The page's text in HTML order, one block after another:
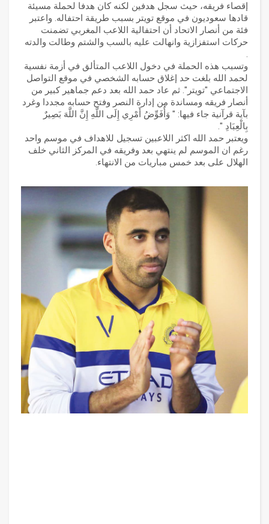
إقصاء فريقه، حيث سجل هدفين لكنه كان هدفا لحملة مسيئة
قادها سعوديون في موقع تويتر بسبب طريقة احتفاله. واعتبر
فئة من أنصار الاتحاد أن احتفالية اللاعب المغربي تضمنت
حركات استفزازية وانهالت عليه بالسب والشتم وطالت والدته
.
وتسبب هذه الحملة في دخول اللاعب المتألق في أزمة نفسية
لحمد الله بلغت حد إغلاق حسابه الشخصي في موقع التواصل
الاجتماعي "تويتر". ثم عاد حمد الله بعد دعم جماهير كبير من
أنصار فريقه ومساندة من إدارة النصر وفتح حسابه مجددا وغرد
بآية قرآنية جاء فيها: " وَأُفَوِّضُ أَمْرِي إِلَى اللَّهِ إِنَّ اللَّهَ بَصِيرٌ
بِالْعِبَادِ ".
ويعتبر حمد الله اكثر اللاعبين تسجيل للاهداف في موسم واحد
رغم ان الموسم لم ينتهي بعد وفريقه في المركز الثاني خلف
الهلال على بعد خمس مباريات من الانتهاء.